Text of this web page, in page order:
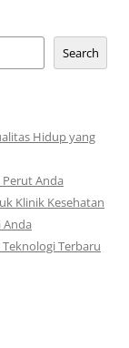
Search
Hidup yang
Anda
Klinik Kesehatan
Terbaru